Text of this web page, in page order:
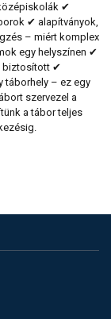
✔
✔ alapítványok,
– miért komplex
egy helyszínen ✔
biztosított ✔
táborhely – ez egy
szervezel a
a tábor teljes